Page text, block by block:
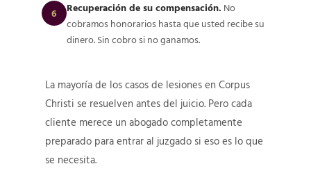
6 Recuperación de su compensación. No
cobramos honorarios hasta que usted recibe su
dinero. Sin cobro si no ganamos.
La mayoría de los casos de lesiones en Corpus
Christi se resuelven antes del juicio. Pero cada
cliente merece un abogado completamente
preparado para entrar al juzgado si eso es lo que
se necesita.